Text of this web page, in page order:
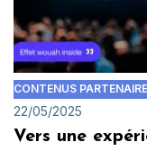
CONTENUS
22/05/2025
Vers une